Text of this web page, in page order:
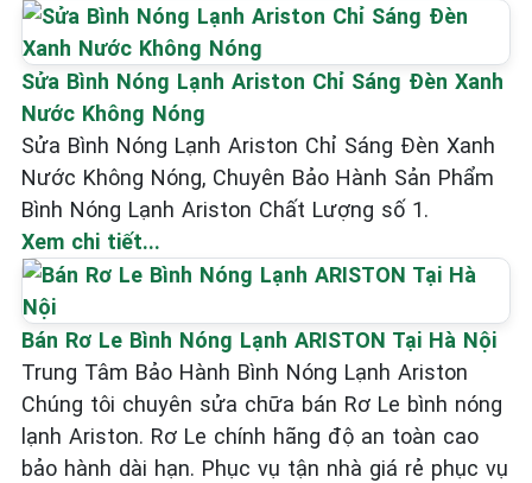
Sửa Bình Nóng Lạnh Ariston Chỉ Sáng Đèn Xanh
Nước Không Nóng
Sửa Bình Nóng Lạnh Ariston Chỉ Sáng Đèn Xanh
Nước Không Nóng, Chuyên Bảo Hành Sản Phẩm
Bình Nóng Lạnh Ariston Chất Lượng số 1.
Xem chi tiết...
Bán Rơ Le Bình Nóng Lạnh ARISTON Tại Hà Nội
Trung Tâm Bảo Hành Bình Nóng Lạnh Ariston
Chúng tôi chuyên sửa chữa bán Rơ Le bình nóng
lạnh Ariston. Rơ Le chính hãng độ an toàn cao
bảo hành dài hạn. Phục vụ tận nhà giá rẻ phục vụ